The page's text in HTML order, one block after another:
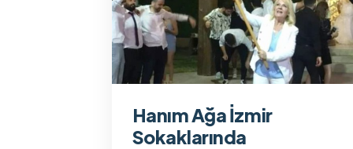
Hanım Ağa İzmir
Sokaklarında